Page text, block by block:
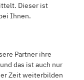
Dieser ist
Ihnen.
Partner ihre
das ist auch nur
Zeit weiterbilden